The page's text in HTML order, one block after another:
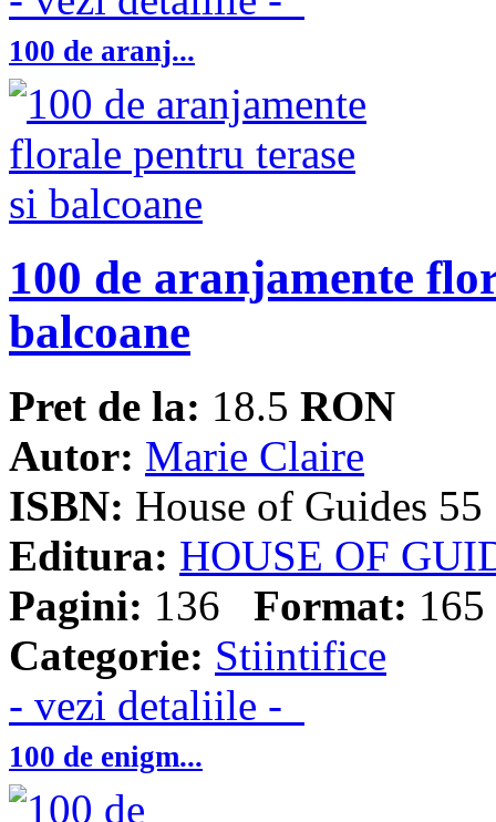
100 de aranj...
100 de aranjamente
balcoane
Pret de la: 18.5 RON
Autor: Marie Claire
ISBN: House of Guides 55
Editura: HOUSE OF
Pagini: 136 Format:
Categorie: Stiintifice
- vezi detaliile -
100 de enigm...